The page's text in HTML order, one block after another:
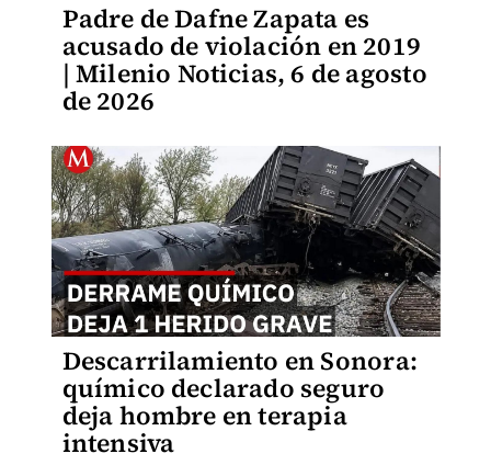
Padre de Dafne Zapata es
acusado de violación en 2019
| Milenio Noticias, 6 de agosto
de 2026
Descarrilamiento en Sonora:
químico declarado seguro
deja hombre en terapia
intensiva